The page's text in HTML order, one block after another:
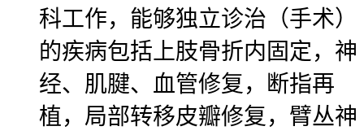
科工作，能够独立诊治（手术）
的疾病包括上肢骨折内固定，神
经、肌腱、血管修复，断指再
植，局部转移皮瓣修复，臂丛神